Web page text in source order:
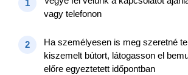
1
vagy telefonon
2
Ha személyesen is meg szeretné
kiszemelt bútort, látogasson el
előre egyeztetett időpontban